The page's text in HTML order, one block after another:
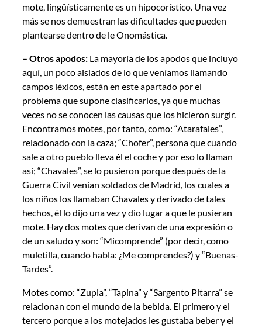
mote, lingüísticamente es un hipocorístico. Una vez
más se nos demuestran las dificultades que pueden
plantearse dentro de le Onomástica.
– Otros apodos: La mayoría de los apodos que incluyo
aquí, un poco aislados de lo que veníamos llamando
campos léxicos, están en este apartado por el
problema que supone clasificarlos, ya que muchas
veces no se conocen las causas que los hicieron surgir.
Encontramos motes, por tanto, como: “Atarafales”,
relacionado con la caza; “Chofer”, persona que cuando
sale a otro pueblo lleva él el coche y por eso lo llaman
así; “Chavales”, se lo pusieron porque después de la
Guerra Civil venían soldados de Madrid, los cuales a
los niños los llamaban Chavales y derivado de tales
hechos, él lo dijo una vez y dio lugar a que le pusieran
mote. Hay dos motes que derivan de una expresión o
de un saludo y son: “Micomprende” (por decir, como
muletilla, cuando habla: ¿Me comprendes?) y “Buenas-
Tardes”.
Motes como: “Zupia”, “Tapina” y “Sargento Pitarra” se
relacionan con el mundo de la bebida. El primero y el
tercero porque a los motejados les gustaba beber y el